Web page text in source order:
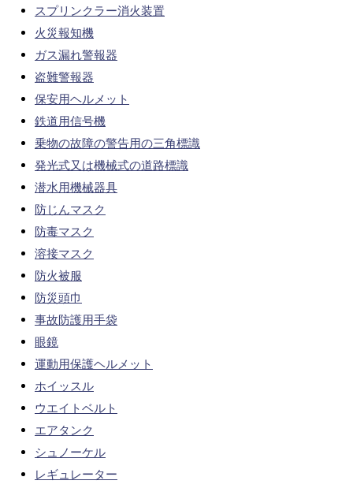
スプリンクラー消火装置
火災報知機
ガス漏れ警報器
盗難警報器
保安用ヘルメット
鉄道用信号機
乗物の故障の警告用の三角標識
発光式又は機械式の道路標識
潜水用機械器具
防じんマスク
防毒マスク
溶接マスク
防火被服
防災頭巾
事故防護用手袋
眼鏡
運動用保護ヘルメット
ホイッスル
ウエイトベルト
エアタンク
シュノーケル
レギュレーター